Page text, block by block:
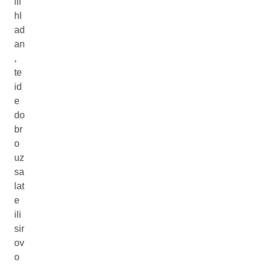
hl
ad
an
,
te
id
e
do
br
o
uz
sa
lat
e
ili
sir
ov
o